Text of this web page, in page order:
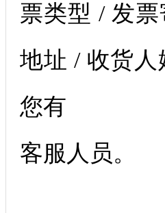
票类型 / 发
地址 / 收货
您有 特
客服人员。
4、合